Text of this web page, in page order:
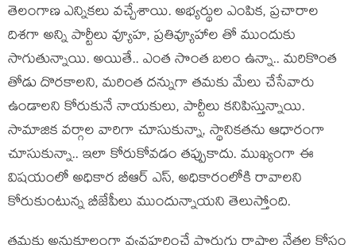
తెలంగాణ ఎన్నిక‌లు వ‌చ్చేశాయి. అభ్య‌ర్థుల ఎంపిక‌, ప్ర‌చారాల
దిశ‌గా అన్ని పార్టీలు వ్యూహ, ప్ర‌తివ్యూహాల తో ముందుకు
సాగుతున్నాయి. అయితే.. ఎంత సొంత బ‌లం ఉన్నా.. మ‌రికొంత
తోడు దొర‌కాల‌ని, మ‌రింత ద‌న్నుగా త‌మ‌కు మేలు చేసేవారు
ఉండాల‌ని కోరుకునే నాయ‌కులు, పార్టీలు క‌నిపిస్తున్నాయి.
సామాజిక వ‌ర్గాల వారిగా చూసుకున్నా, స్థానిక‌తను ఆధారంగా
చూసుకున్నా.. ఇలా కోరుకోవ‌డం త‌ప్పుకాదు. ముఖ్యంగా ఈ
విష‌యంలో అధికార బీఆర్ ఎస్‌, అధికారంలోకి రావాల‌ని
కోరుకుంటున్న బీజేపీలు ముందున్నాయ‌ని తెలుస్తోంది.